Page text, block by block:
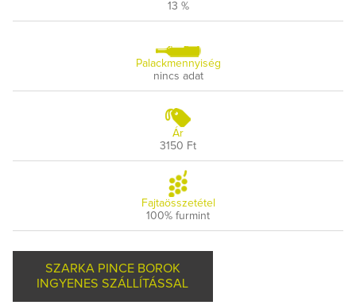
13 %
Palackmennyiség
nincs adat
Ár
3150 Ft
Fajtaösszetétel
100% furmint
SZARKA PINCE BOROK
INGYENES SZÁLLÍTÁSSAL